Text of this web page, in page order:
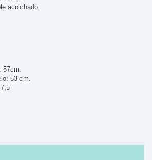
acolchado.
57cm.
53 cm.